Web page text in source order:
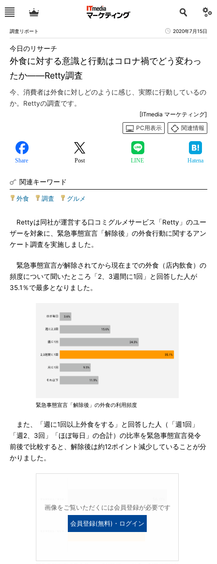
調査リポート 2020年7月15日
外食に対する意識と行動はコロナ禍でどう変わっ
たか――Retty調査
今日のリサーチ
今、消費者は外食に対しどのように感じ、実際に行動しているの
か。Rettyの調査です。
[ITmedia マーケティング]
PC用表示
関連情報
Share Post LINE Hatena
関連キーワード
外食 調査 グルメ
Rettyは同社が運営する口コミグルメサービス「Retty」のユー
ザーを対象に、緊急事態宣言「解除後」の外食行動に関するアン
ケート調査を実施しました。
緊急事態宣言が解除されてから現在までの外食（店内飲食）の
頻度について聞いたところ「2、3週間に1回」と回答した人が
35.1％で最多となりました。
緊急事態宣言「解除後」の外食の利用頻度
また、「週に1回以上外食をする」と回答した人（「週1回」
「週2、3回」「ほぼ毎日」の合計）の比率を緊急事態宣言発令
前後で比較すると、解除後は約12ポイント減少していることが分
かりました。
画像をご覧いただくには会員登録が必要です
会員登録(無料)・ログイン